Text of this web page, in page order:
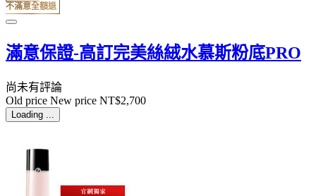
不滿意全額退
滿意保證-高訂完美絲絨水慕斯粉底PRO
尚未有評論
Old price New price NT$2,700
Loading ...